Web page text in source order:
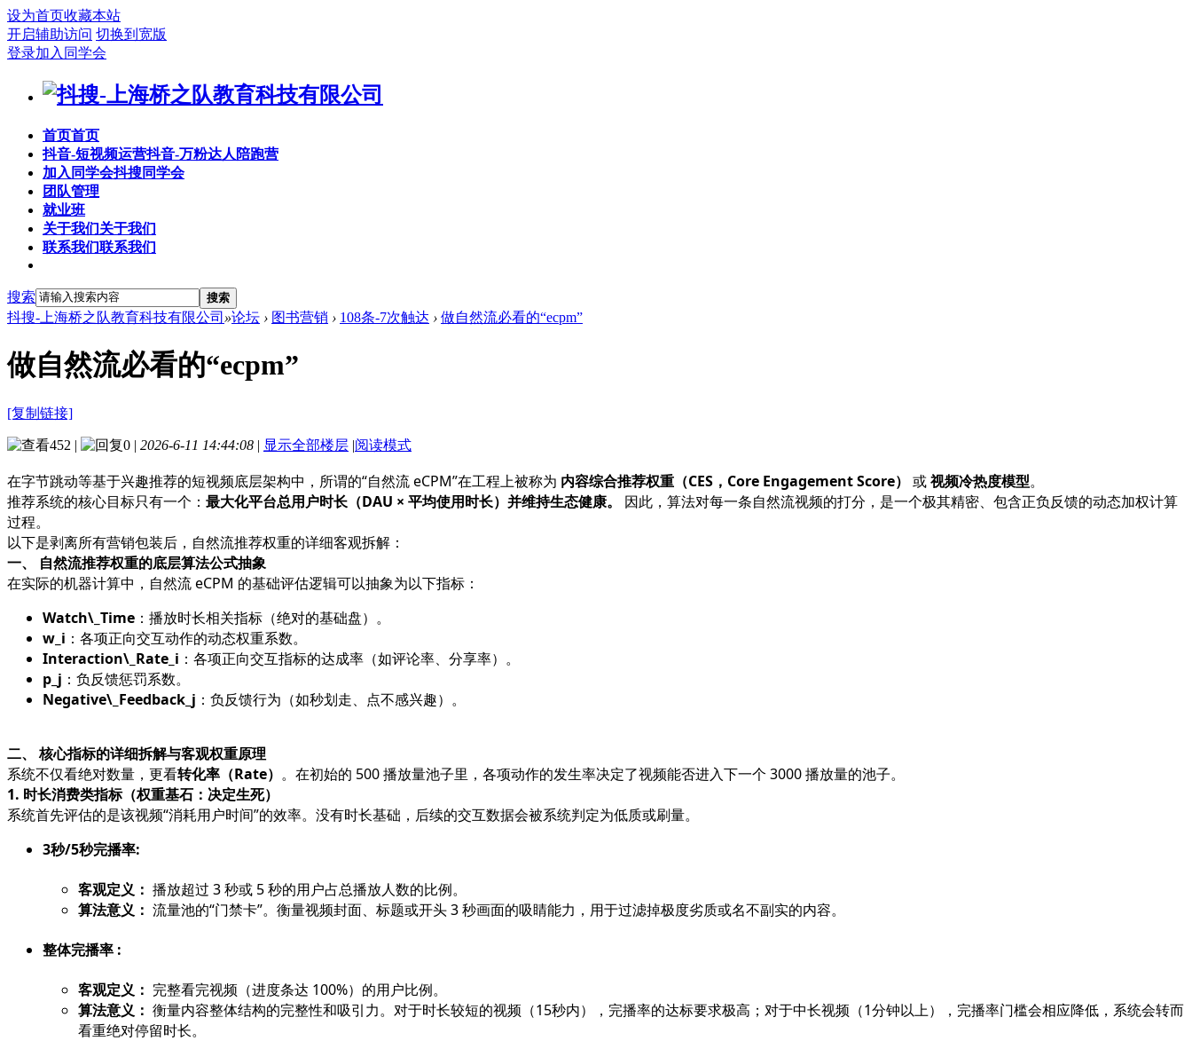
设为首页收藏本站
开启辅助访问 切换到宽版
登录加入同学会
首页首页
抖音-短视频运营抖音-万粉达人陪跑营
加入同学会抖搜同学会
团队管理
就业班
关于我们关于我们
联系我们联系我们
搜索 搜索
抖搜-上海桥之队教育科技有限公司 »论坛 › 图书营销 › 108条-7次触达 › 做自然流必看的“ecpm”
做自然流必看的“ecpm”
[复制链接]
452 | 0 | 2026-6-11 14:44:08 | 显示全部楼层 |阅读模式
在字节跳动等基于兴趣推荐的短视频底层架构中，所谓的“自然流 eCPM”在工程上被称为 内容综合推荐权重（CES，Core Engagement Score） 或视频冷热度模型。
推荐系统的核心目标只有一个： 最大化平台总用户时长（DAU × 平均使用时长）并维持生态健康。
因此，算法对每一条自然流视频的打分，是一个极其精密、包含正负反馈的动态加权计算
过程。
以下是剥离所有营销包装后，自然流推荐权重的详细客观拆解：
一、 自然流推荐权重的底层算法公式抽象
在实际的机器计算中，自然流 eCPM 的基础评估逻辑可以抽象为以下指标：
Watch\_Time ：播放时长相关指标（绝对的基础盘）。
w_i ：各项正向交互动作的动态权重系数。
Interaction\_Rate_i ：各项正向交互指标的达成率（如评论率、分享率）。
p_j ：负反馈惩罚系数。
Negative\_Feedback_j ：负反馈行为（如秒划走、点不感兴趣）。
二、 核心指标的详细拆解与客观权重原理
系统不仅看绝对数量，更看转化率（Rate） 。在初始的 500 播放量池子里，各项动作的发生率决定了视频能否进入下一个 3000 播放量的池子。
1. 时长消费类指标（权重基石：决定生死）
系统首先评估的是该视频“消耗用户时间”的效率。没有时长基础，后续的交互数据会被系统判定为低质或刷量。
3秒/5秒完播率:
客观定义： 播放超过 3 秒或 5 秒的用户占总播放人数的比例。
算法意义： 流量池的“门禁卡”。衡量视频封面、标题或开头 3 秒画面的吸睛能力，用于过滤掉极度劣质或名不副实的内容。
整体完播率 :
客观定义： 完整看完视频（进度条达 100%）的用户比例。
算法意义： 衡量内容整体结构的完整性和吸引力。对于时长较短的视频（15秒内），完播率的达标要求极高；对于中长视频（1分钟以上），完播率门槛会相应降低，系统会转而
看重绝对停留时长。